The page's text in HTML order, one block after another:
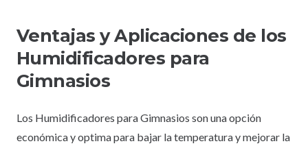
Ventajas y Aplicaciones de los
Humidificadores para
Gimnasios
Los Humidificadores para Gimnasios son una opción
económica y optima para bajar la temperatura y mejorar la